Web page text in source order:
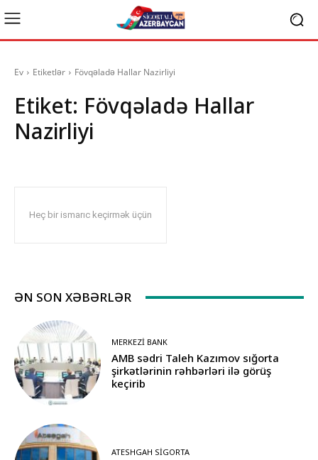
Ev Etiketlər Fövqəladə Hallar Nazirliyi
Etiket: Fövqəladə Hallar
Nazirliyi
Heç bir ismarıc keçirmək üçün
ƏN SON XƏBƏRLƏR
MERKEZI BANK
AMB sədri Taleh Kazımov sığorta
şirkətlərinin rəhbərləri ilə görüş
keçirib
ATESHGAH SIGORTA